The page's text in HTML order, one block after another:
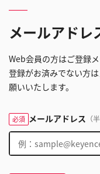
メールアドレ
Web会員の方はご登録
登録がお済みでない方
願いいたします。
必須 メールアドレス （